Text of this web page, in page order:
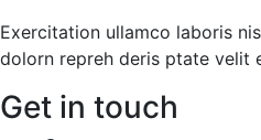
Exercitation ullamco laboris
dolorn repreh deris ptate velit
Get in touch